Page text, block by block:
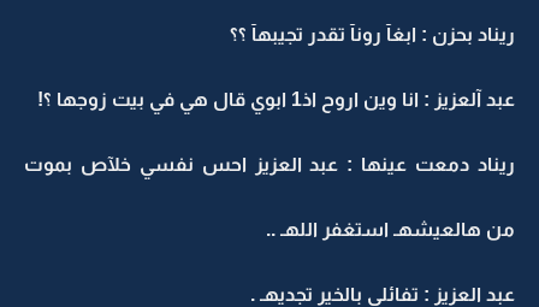
ريناد بحزن : ابغآ رونآ تقدر تجيبهآ ؟؟
عبد آلعزيز : انا وين اروح اذ1 ابوي قال هي في بيت زوجها ؟!
ريناد دمعت عينها : عبد العزيز احس نفسي خلآص بموت
من هالعيشهـ استغفر اللهـ ..
عبد العزيز : تفائلي بالخير تجديهـ .